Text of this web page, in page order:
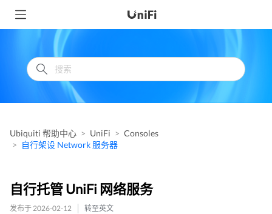
Ubiquiti 帮助中心 UniFi
Consoles
自行架设 Network 服务器
自行托管 UniFi 网络服务
发布于 2026-02-12 转至英文